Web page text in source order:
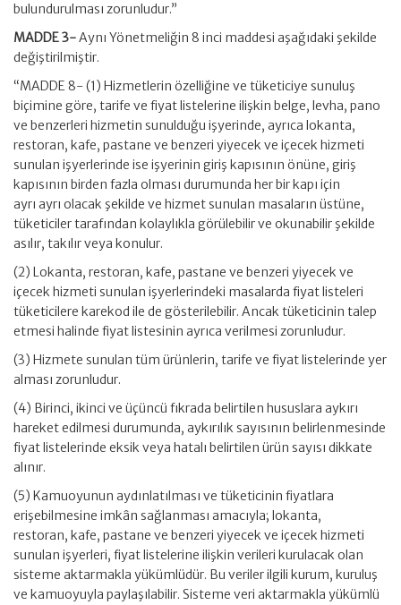
bulundurulması zorunludur.”
MADDE 3-Aynı Yönetmeliğin 8 inci maddesi aşağıdaki şekilde
değiştirilmiştir.
“MADDE 8- (1) Hizmetlerin özelliğine ve tüketiciye sunuluş
biçimine göre, tarife ve fiyat listelerine ilişkin belge, levha, pano
ve benzerleri hizmetin sunulduğu işyerinde, ayrıca lokanta,
restoran, kafe, pastane ve benzeri yiyecek ve içecek hizmeti
sunulan işyerlerinde ise işyerinin giriş kapısının önüne, giriş
kapısının birden fazla olması durumunda her bir kapı için
ayrı ayrı olacak şekilde ve hizmet sunulan masaların üstüne,
tüketiciler tarafından kolaylıkla görülebilir ve okunabilir şekilde
asılır, takılır veya konulur.
(2) Lokanta, restoran, kafe, pastane ve benzeri yiyecek ve
içecek hizmeti sunulan işyerlerindeki masalarda fiyat listeleri
tüketicilere karekod ile de gösterilebilir. Ancak tüketicinin talep
etmesi halinde fiyat listesinin ayrıca verilmesi zorunludur.
(3) Hizmete sunulan tüm ürünlerin, tarife ve fiyat listelerinde yer
alması zorunludur.
(4) Birinci, ikinci ve üçüncü fıkrada belirtilen hususlara aykırı
hareket edilmesi durumunda, aykırılık sayısının belirlenmesinde
fiyat listelerinde eksik veya hatalı belirtilen ürün sayısı dikkate
alınır.
(5) Kamuoyunun aydınlatılması ve tüketicinin fiyatlara
erişebilmesine imkân sağlanması amacıyla; lokanta,
restoran, kafe, pastane ve benzeri yiyecek ve içecek hizmeti
sunulan işyerleri, fiyat listelerine ilişkin verileri kurulacak olan
sisteme aktarmakla yükümlüdür. Bu veriler ilgili kurum, kuruluş
ve kamuoyuyla paylaşılabilir. Sisteme veri aktarmakla yükümlü